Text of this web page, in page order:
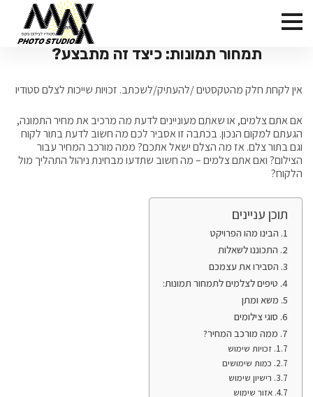
תמחור תמונות: כיצד זה מתבצע?
אין לקחת חלק מהטקסטים /להעתיק/לשכתב. זכויות שייכות לצלם סטודיו
אם אתם צלמים, או שאתם מעוניינים לדעת מה מרכיב את מחיר התמונה,
הגעתם למקום הנכון. בכתבה זו אסביר לכם מה חשוב לדעת בתור לקוח
וגם בתור צלם. אז מה הצלם ישאל אתכם? ממה מורכב המחיר עבור
הצילום? ואם אתם צלמים – מה חשוב שתדעו מבחינת ניהול התהליך מול
הלקוח?
תוכן עניינים
הבינו מהו הפרויקט
התכוננו לשאלות
הסבירו את עצמכם
טיפים לצלמים לתמחור תמונות:
משא ומתן
סוגי צילומים
ממה מורכב המחיר?
זכויות שימוש
כמות שימושים
רישיון שימוש
אזור שימוש